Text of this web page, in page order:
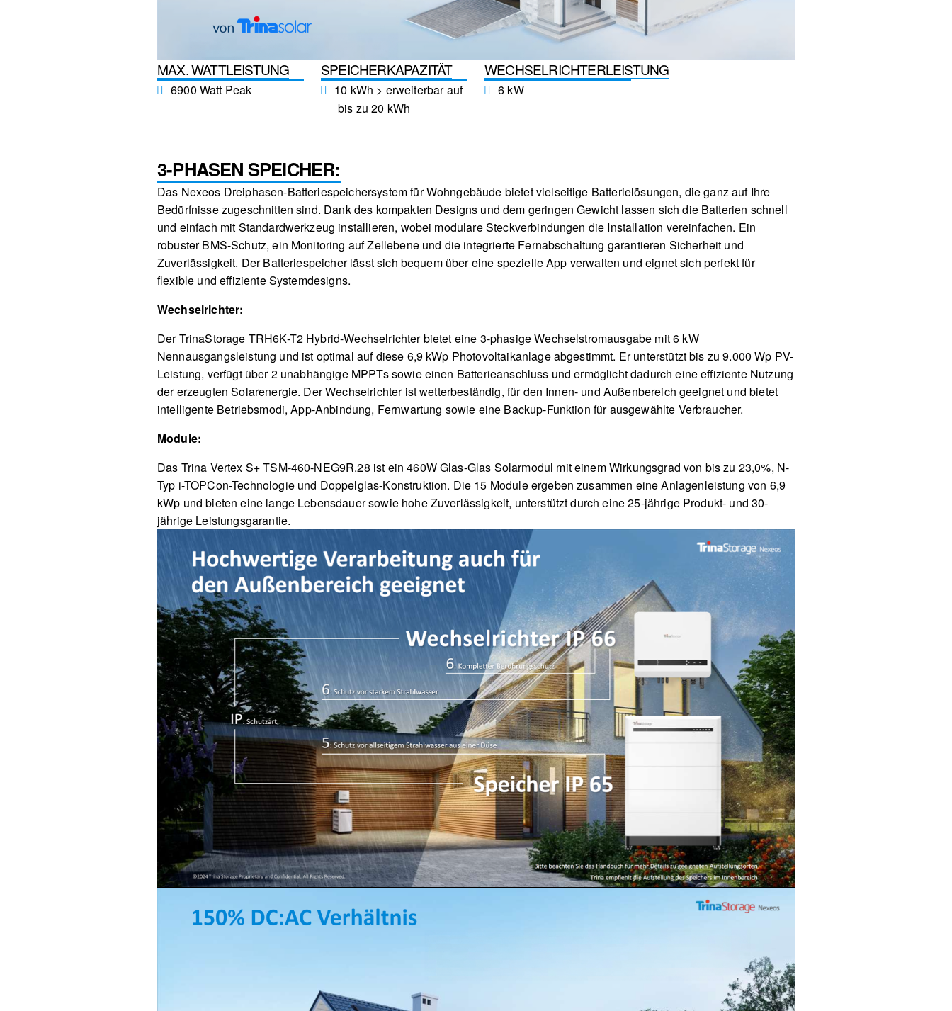
MAX. WATTLEISTUNG
6900 Watt Peak
SPEICHERKAPAZITÄT
10 kWh > erweiterbar auf
bis zu 20 kWh
WECHSELRICHTERLEISTUNG
6 kW
3-PHASEN SPEICHER:
Das Nexeos Dreiphasen-Batteriespeichersystem für Wohngebäude bietet vielseitige Batterielösungen, die ganz auf Ihre
Bedürfnisse zugeschnitten sind. Dank des kompakten Designs und dem geringen Gewicht lassen sich die Batterien schnell
und einfach mit Standardwerkzeug installieren, wobei modulare Steckverbindungen die Installation vereinfachen. Ein
robuster BMS-Schutz, ein Monitoring auf Zellebene und die integrierte Fernabschaltung garantieren Sicherheit und
Zuverlässigkeit. Der Batteriespeicher lässt sich bequem über eine spezielle App verwalten und eignet sich perfekt für
flexible und effiziente Systemdesigns.
Wechselrichter:
Der TrinaStorage TRH6K-T2 Hybrid-Wechselrichter bietet eine 3-phasige Wechselstromausgabe mit 6 kW
Nennausgangsleistung und ist optimal auf diese 6,9 kWp Photovoltaikanlage abgestimmt. Er unterstützt bis zu 9.000 Wp PV-
Leistung, verfügt über 2 unabhängige MPPTs sowie einen Batterieanschluss und ermöglicht dadurch eine effiziente Nutzung
der erzeugten Solarenergie. Der Wechselrichter ist wetterbeständig, für den Innen- und Außenbereich geeignet und bietet
intelligente Betriebsmodi, App-Anbindung, Fernwartung sowie eine Backup-Funktion für ausgewählte Verbraucher.
Module:
Das Trina Vertex S+ TSM-460-NEG9R.28 ist ein 460W Glas-Glas Solarmodul mit einem Wirkungsgrad von bis zu 23,0%, N-
Typ i-TOPCon-Technologie und Doppelglas-Konstruktion. Die 15 Module ergeben zusammen eine Anlagenleistung von 6,9
kWp und bieten eine lange Lebensdauer sowie hohe Zuverlässigkeit, unterstützt durch eine 25-jährige Produkt- und 30-
jährige Leistungsgarantie.